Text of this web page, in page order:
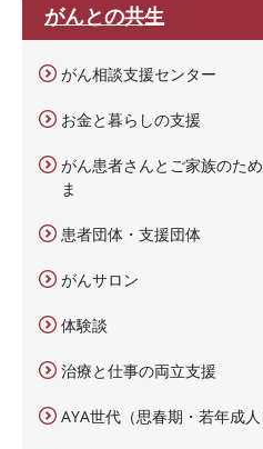
がんとの共生
がん相談支援センター
お金と暮らしの支援
がん患者さんとご家族のた
ま
患者団体・支援団体
がんサロン
体験談
治療と仕事の両立支援
AYA世代（思春期・若年成